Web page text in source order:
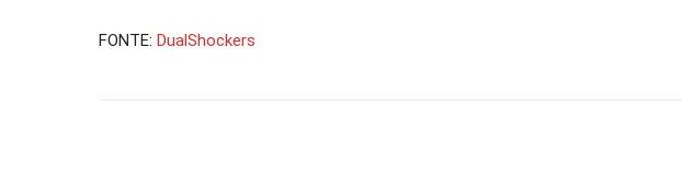
FONTE: DualShockers